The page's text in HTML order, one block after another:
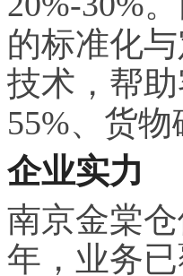
的标准化
技术，帮
55%、货
企业实力
南京金棠
年，业务